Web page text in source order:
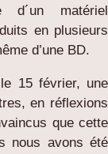
matériel
en plusieurs
d’une BD.
15 février, une
en réflexions
que cette
nous avons été